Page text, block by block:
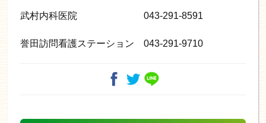
武村内科医院 043-291-8591
誉田訪問看護ステーション 043-291-9710